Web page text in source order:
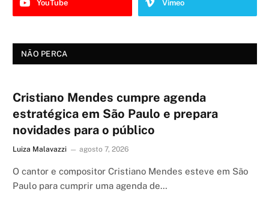
YouTube Vimeo
NÃO PERCA
Cristiano Mendes cumpre agenda
estratégica em São Paulo e prepara
novidades para o público
Luiza Malavazzi agosto 7, 2026
O cantor e compositor Cristiano Mendes esteve em São
Paulo para cumprir uma agenda de…